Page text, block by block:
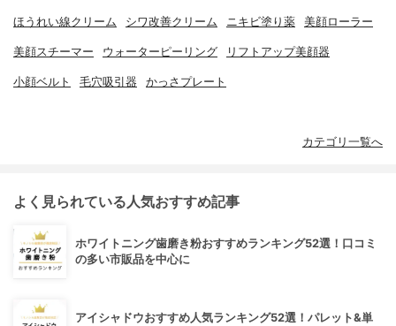
ほうれい線クリーム シワ改善クリーム ニキビ塗り薬 美顔ローラー
美顔スチーマー ウォーターピーリング リフトアップ美顔器
小顔ベルト 毛穴吸引器 かっさプレート
カテゴリ一覧へ
よく見られている人気おすすめ記事
ホワイトニング歯磨き粉おすすめランキング52選！口コミ
の多い市販品を中心に
アイシャドウおすすめ人気ランキング52選！パレット&単